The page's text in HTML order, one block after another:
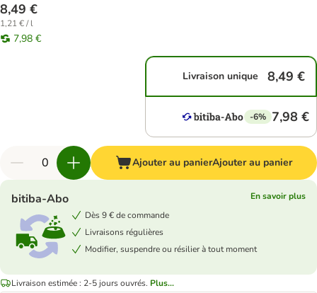
8,49 €
1,21 € / l
7,98 €
Livraison unique 8,49 €
-6% 7,98 €
Ajouter au panierAjouter au panier
bitiba-Abo
En savoir plus
Dès 9 € de commande
Livraisons régulières
Modifier, suspendre ou résilier à tout moment
Livraison estimée : 2-5 jours ouvrés. Plus...